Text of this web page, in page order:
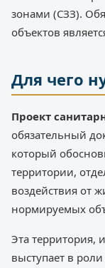
зонами (СЗЗ).
объектов
Для чего
Проект
обязательный
который
территории,
воздействия от
нормируемых
Эта территория,
выступает в